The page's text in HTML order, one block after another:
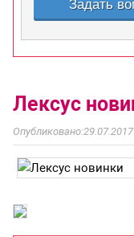
Лексус
29.07.2017